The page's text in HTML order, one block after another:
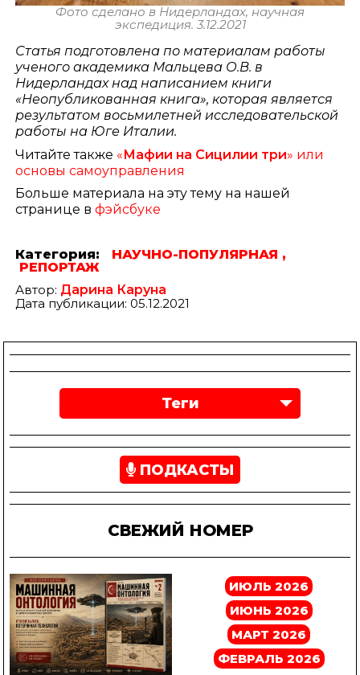
Фото сделано в Нидерландах, научная
экспедиция. 3.12.2021
Статья подготовлена по материалам работы
ученого академика Мальцева О.В. в
Нидерландах над написанием книги
«Неопубликованная книга», которая является
результатом восьмилетней исследовательской
работы на Юге Италии.
Читайте также «Мафии на Сицилии три» или
основы самоуправления
Больше материала на эту тему на нашей
странице вфэйсбуке
Категория:
НАУЧНО-ПОПУЛЯРНАЯ ,
РЕПОРТАЖ
Автор: Дарина Каруна
Дата публикации: 05.12.2021
Теги
ПОДКАСТЫ
СВЕЖИЙ НОМЕР
ИЮЛЬ 2026
ИЮНЬ 2026
МАРТ 2026
ФЕВРАЛЬ 2026